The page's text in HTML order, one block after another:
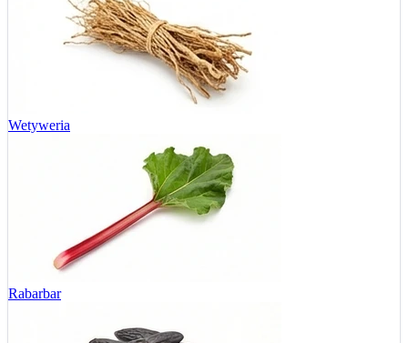
Wetyweria
Rabarbar